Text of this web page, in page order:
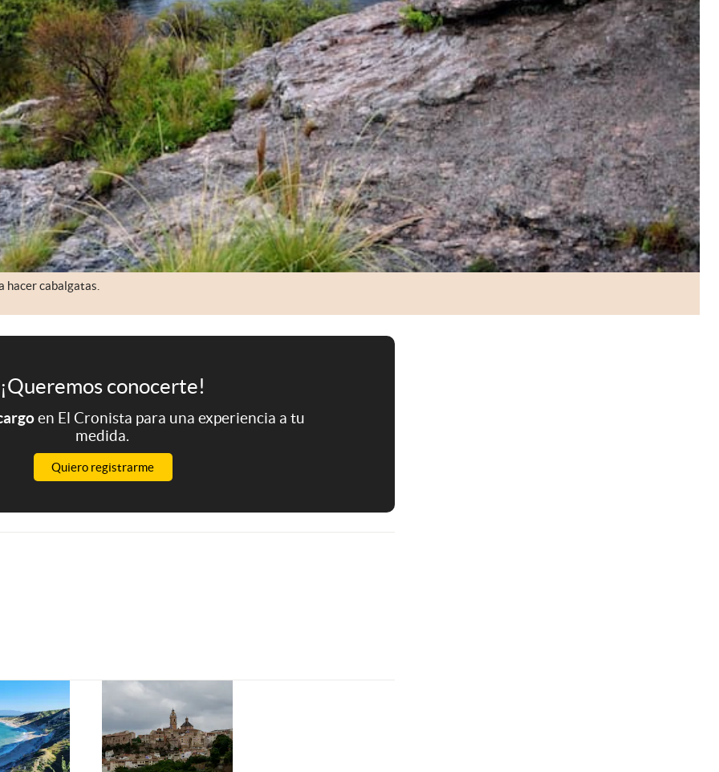
hacer cabalgatas.
¡Queremos conocerte!
en El Cronista para una experiencia a tu
medida.
Quiero registrarme